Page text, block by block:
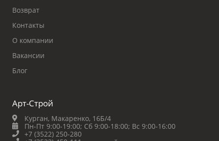
Возврат
Контакты
О компании
Вакансии
Блог
Арт-Строй
Курган, Макаренко, 16Б/4
Пн-Пт 9:00-19:00; Сб 9:00-18:00; Вс 9:00-16:00
+7 (3522) 250-280